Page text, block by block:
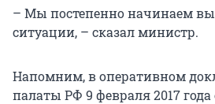
– Мы постепенно начинаем
ситуации, – сказал министр.
Напомним, в оперативном
палаты РФ 9 февраля 2017